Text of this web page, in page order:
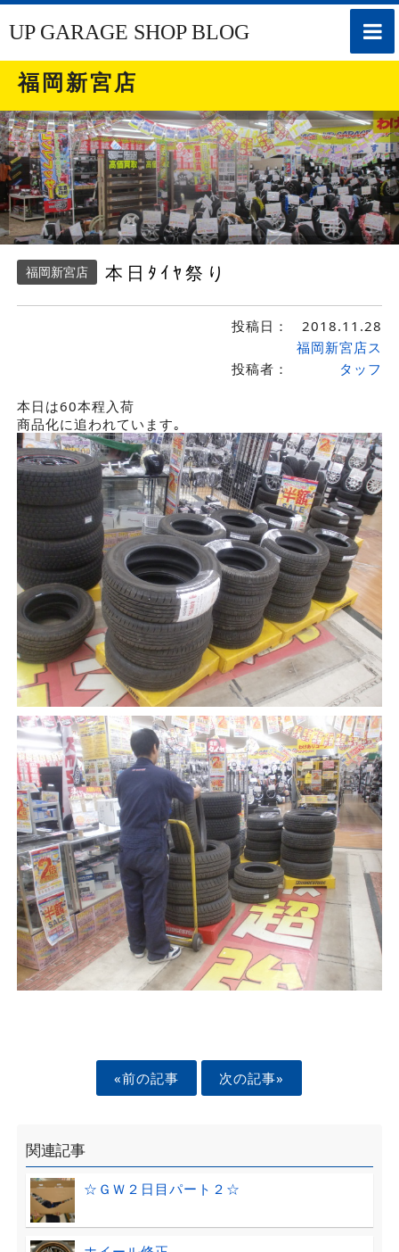
toggle
UP GARAGE SHOP BLOG
福岡新宮店
福岡新宮店 本日ﾀｲﾔ祭り
投稿日： 2018.11.28
投稿者：
福岡新宮店ス
タッフ
本日は60本程入荷
商品化に追われています｡
«前の記事 次の記事»
関連記事
☆ＧＷ２日目パート２☆